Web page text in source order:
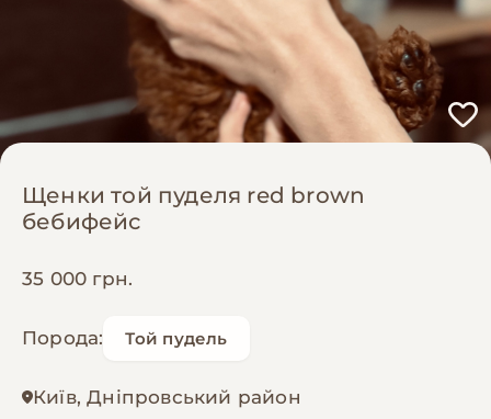
Щенки той пуделя red brown
бебифейс
35 000 грн.
Порода: Той пудель
Київ, Дніпровський район